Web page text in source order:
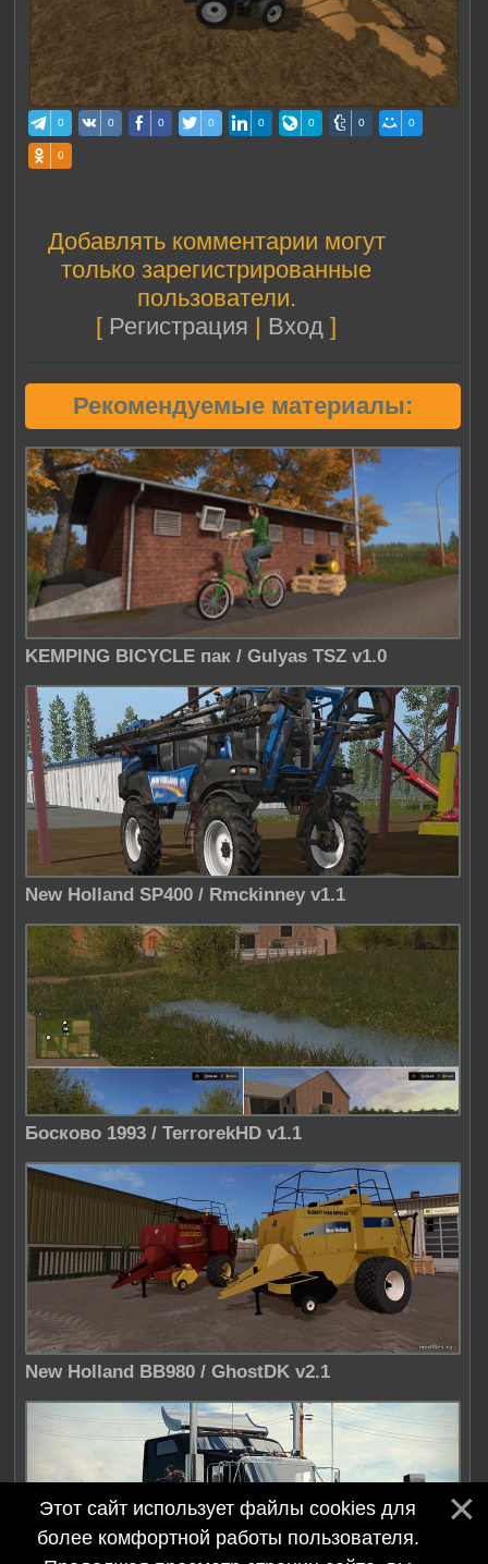
0 0 0 0 0 0 0 0
0
Добавлять комментарии могут
только зарегистрированные
пользователи.
[ Регистрация | Вход ]
Рекомендуемые материалы:
KEMPING BICYCLE пак / Gulyas TSZ v1.0
New Holland SP400 / Rmckinney v1.1
Босково 1993 / TerrorekHD v1.1
New Holland BB980 / GhostDK v2.1
Этот сайт использует файлы cookies для
более комфортной работы пользователя.